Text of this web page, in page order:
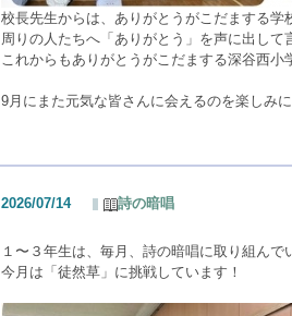
校長先生からは、ありがとうがこだまする学
周りの人たちへ「ありがとう」を声に出して
これからもありがとうがこだまする深谷西小
9月にまた元気な皆さんに会えるのを楽しみ
2026/07/14 詩の暗唱
１〜３年生は、毎月、詩の暗唱に取り組んで
今月は「徒然草」に挑戦しています！